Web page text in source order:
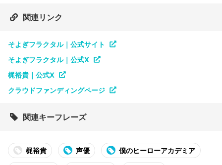
関連リンク
そよぎフラクタル｜公式サイト
そよぎフラクタル｜公式X
梶裕貴｜公式X
クラウドファンディングページ
関連キーフレーズ
梶裕貴 声優 僕のヒーローアカデミア